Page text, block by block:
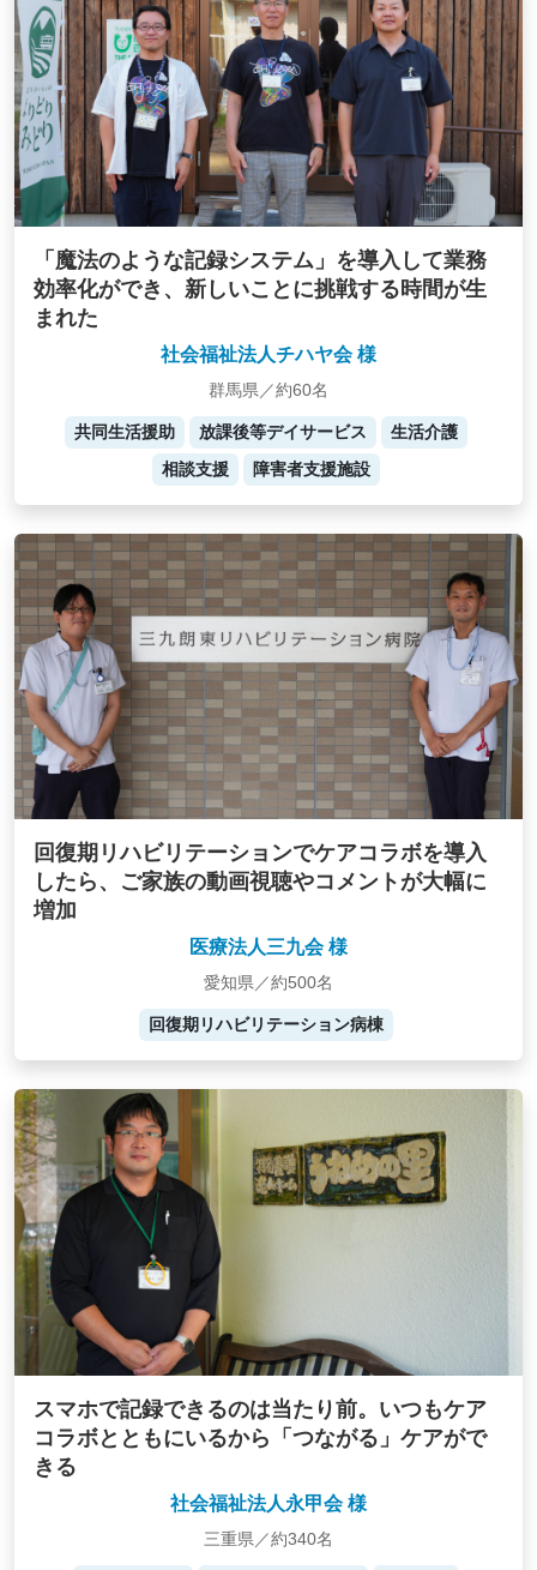
「魔法のような記録システム」を導入して業務
効率化ができ、新しいことに挑戦する時間が生
まれた
社会福祉法人チハヤ会 様
群馬県／約60名
共同生活援助 放課後等デイサービス
生活介護
相談支援
障害者支援施設
回復期リハビリテーションでケアコラボを導入
したら、ご家族の動画視聴やコメントが大幅に
増加
医療法人三九会 様
愛知県／約500名
回復期リハビリテーション病棟
スマホで記録できるのは当たり前。いつもケア
コラボとともにいるから「つながる」ケアがで
きる
社会福祉法人永甲会 様
三重県／約340名